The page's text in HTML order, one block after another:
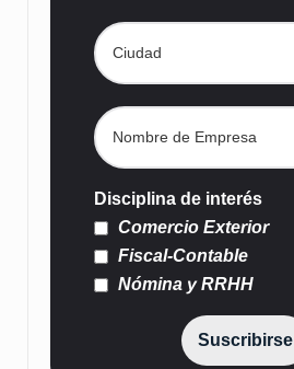
Disciplina de interés
Comercio Exterior
Fiscal-Contable
Nómina y RRHH
Suscribirse